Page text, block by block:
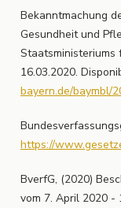
Bekanntmachung
Gesundheit und
Staatsministeriums
16.03.2020.
bayern.de/baymbl/
https://
BverfG, (2020)
vom 7. April 2020 -